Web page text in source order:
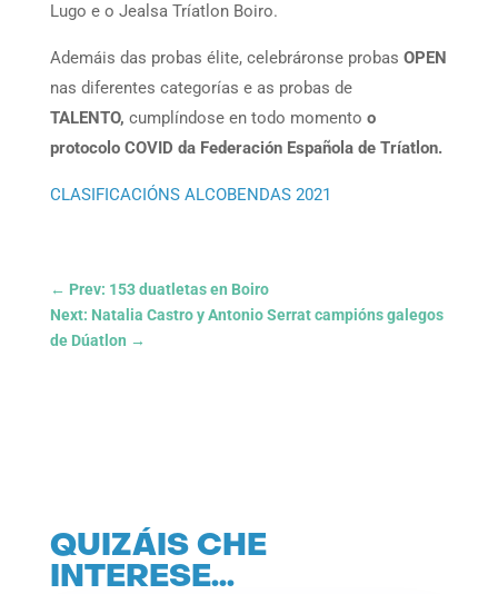
Lugo e o Jealsa Tríatlon Boiro.
Ademáis das probas élite, celebráronse probas OPEN
nas diferentes categorías e as probas de
TALENTO, cumplíndose en todo momento o
protocolo COVID da Federación Española de Tríatlon.
CLASIFICACIÓNS ALCOBENDAS 2021
← Prev: 153 duatletas en Boiro
Next: Natalia Castro y Antonio Serrat campións galegos
de Dúatlon →
QUIZÁIS CHE
INTERESE…